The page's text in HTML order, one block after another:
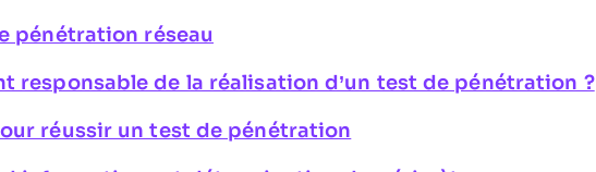
pénétration réseau
responsable de la réalisation d’un test de pénétration ?
réussir un test de pénétration